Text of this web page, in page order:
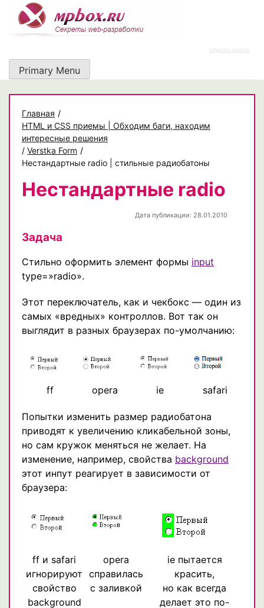
content
https://rz-work.ru
Primary Menu
Главная /
HTML и CSS приемы | Обходим баги, находим
интересные решения
/ Verstka Form /
Нестандартные radio | стильные радиобатоны
Нестандартные radio
Дата публикации: 28.01.2010
Задача
Стильно оформить элемент формы input
type=»radio».
Этот переключатель, как и чекбокс — один из
самых «вредных» контроллов. Вот так он
выглядит в разных браузерах по-умолчанию:
ff opera ie safari
Попытки изменить размер радиобатона
приводят к увеличению кликабельной зоны,
но сам кружок меняться не желает. На
изменение, например, свойства background
этот инпут реагирует в зависимости от
браузера:
ff и safari
игнорируют
свойство
background
opera
справилась
с заливкой
ie пытается
красить,
но как всегда
делает это по-